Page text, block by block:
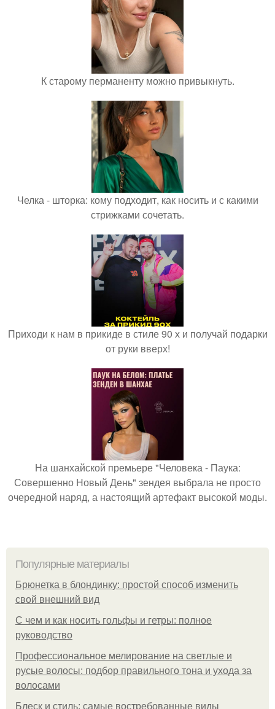
К старому перманенту можно привыкнуть.
Челка - шторка: кому подходит, как носить и с какими
стрижками сочетать.
Приходи к нам в прикиде в стиле 90 х и получай подарки
от руки вверх!
На шанхайской премьере "Человека - Паука:
Совершенно Новый День" зендея выбрала не просто
очередной наряд, а настоящий артефакт высокой моды.
Популярные материалы
Брюнетка в блондинку: простой способ изменить
свой внешний вид
С чем и как носить гольфы и гетры: полное
руководство
Профессиональное мелирование на светлые и
русые волосы: подбор правильного тона и ухода за
волосами
Блеск и стиль: самые востребованные виды